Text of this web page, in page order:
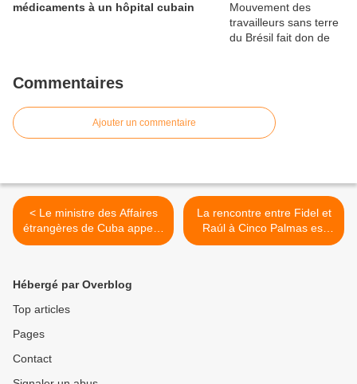
médicaments à un hôpital cubain
Commentaires
Ajouter un commentaire
< Le ministre des Affaires
étrangères de Cuba appelle
l'ONU à multiplier la
La rencontre entre Fidel et
Raúl à Cinco Palmas est
évoquée dans la province
Hébergé par Overblog
Top articles
Pages
Contact